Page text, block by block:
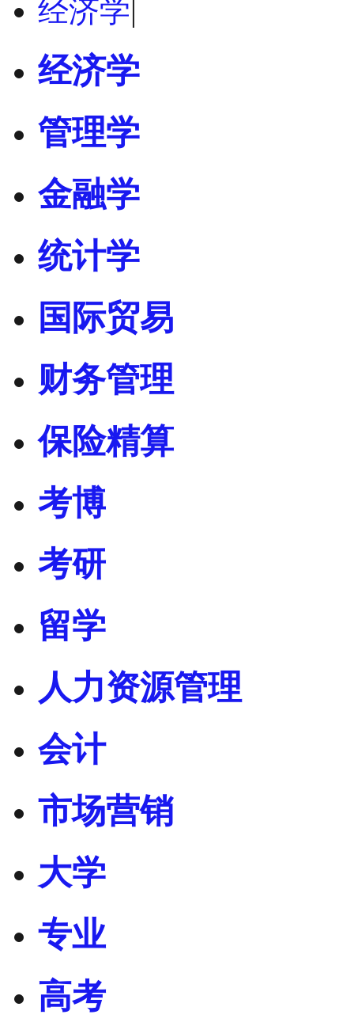
经济学|
经济学
管理学
金融学
统计学
国际贸易
财务管理
保险精算
考博
考研
留学
人力资源管理
会计
市场营销
大学
专业
高考